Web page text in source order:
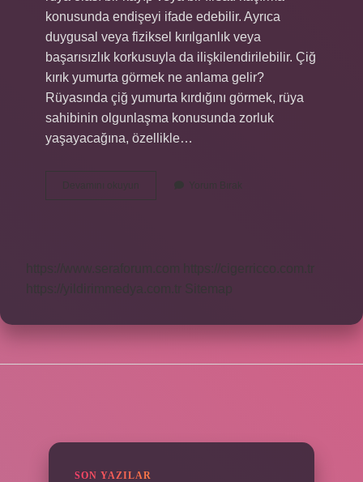
konusunda endişeyi ifade edebilir. Ayrıca
duygusal veya fiziksel kırılganlık veya
başarısızlık korkusuyla da ilişkilendirilebilir. Çiğ
kırık yumurta görmek ne anlama gelir?
Rüyasında çiğ yumurta kırdığını görmek, rüya
sahibinin olgunlaşma konusunda zorluk
yaşayacağına, özellikle…
Devamını okuyun
Yumurtanın
Kırılması
Yorum Bırak
https://www.seraforum.com
https://cigerricco.com.tr
https://yildirimmedya.com.tr
Sitemap
SON YAZILAR